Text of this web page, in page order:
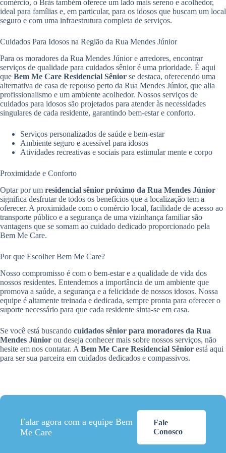
comércio, o Brás também oferece um lado mais sereno e acolhedor,
ideal para famílias e, em particular, para os idosos que buscam um local
seguro e com uma infraestrutura completa de serviços.
Cuidados Para Idosos na Região da Rua Mendes Júnior
Para os moradores da Rua Mendes Júnior e arredores, encontrar
serviços de qualidade para cuidados sênior é uma prioridade. É aqui
que Bem Me Care Residencial Sênior se destaca, oferecendo uma
alternativa de casa de repouso perto da Rua Mendes Júnior, que alia
profissionalismo e um ambiente acolhedor. Nossos serviços de
cuidados para idosos são projetados para atender às necessidades
singulares de cada residente, garantindo bem-estar e conforto.
Serviços personalizados de saúde e bem-estar
Ambiente seguro e acessível para idosos
Atividades recreativas e sociais para estimular mente e corpo
Proximidade e Conforto
Optar por um residencial sênior próximo da Rua Mendes Júnior
significa desfrutar de todos os benefícios que a localização tem a
oferecer. A proximidade com o comércio local, facilidade de acesso ao
transporte público e a segurança de uma vizinhança familiar são
vantagens que se somam ao cuidado dedicado proporcionado pela
Bem Me Care.
Por que Escolher Bem Me Care?
Nosso compromisso é com o bem-estar e a qualidade de vida dos
nossos residentes. Entendemos a importância de um ambiente que
promova a saúde, a segurança e a felicidade de nossos idosos. Nossa
equipe é altamente treinada e dedicada, sempre pronta para oferecer o
suporte necessário para que cada residente sinta-se em casa.
Se você está buscando cuidados sênior para moradores da Rua
Mendes Júnior ou deseja conhecer mais sobre nossos serviços, não
hesite em nos contatar. A Bem Me Care Residencial Sênior está aqui
para ser sua parceira em cuidados dedicados e compassivos.
Falar agora com a equipe Bem
Me Care
Fale
Conosco